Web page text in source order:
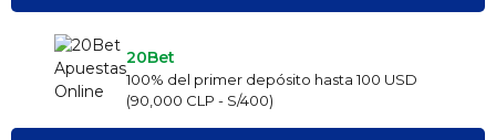
20Bet
100% del primer depósito hasta 100 USD
(90,000 CLP - S/400)